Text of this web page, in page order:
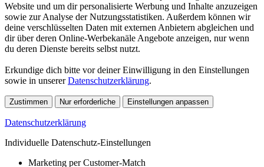
Website und um dir personalisierte Werbung und Inhalte anzuzeigen
sowie zur Analyse der Nutzungsstatistiken. Außerdem können wir
deine verschlüsselten Daten mit externen Anbietern abgleichen und
dir über deren Online-Werbekanäle Angebote anzeigen, nur wenn
du deren Dienste bereits selbst nutzt.
Erkundige dich bitte vor deiner Einwilligung in den Einstellungen
sowie in unsererDatenschutzerklärung.
Zustimmen Nur erforderliche Einstellungen anpassen
Datenschutzerklärung
Individuelle Datenschutz-Einstellungen
Marketing per Customer-Match